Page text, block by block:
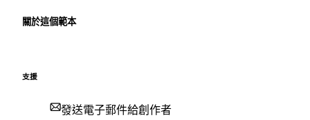
關於這個範本
支援
發送電子郵件給創作者